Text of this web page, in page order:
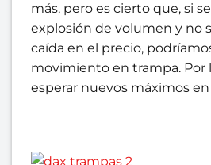
más, pero es cierto que, si
explosión de volumen y no
caída en el precio,
movimiento en trampa. Por
esperar nuevos máximos